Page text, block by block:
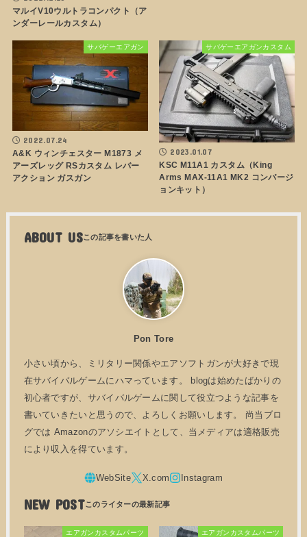
マルイV10ウルトラコンパクト（ア
ンダーレールカスタム）
サバゲーエアガン
2022.07.24
A&K ウィンチェスター M1873 メ
アーズレッグ RSカスタム レバー
アクション ガスガン
サバゲーエアガンカスタム
2023.01.07
KSC M11A1 カスタム（King
Arms MAX-11A1 MK2 コンバージ
ョンキット）
ABOUT US
Pon Tore
小さい頃から、ミリタリー関係やエアソフトガンが大好きで現
在サバイバルゲームにハマっています。 blogは始めたばかりの
初心者ですが、サバイバルゲームに関して役立つような記事を
書いていきたいと思うので、よろしくお願いします。 尚当ブロ
グでは Amazonのアソシエイトとして、当メディアは適格販売
により収入を得ています。
NEW POST
エアガンカスタムパーツ エアガンカスタムパーツ